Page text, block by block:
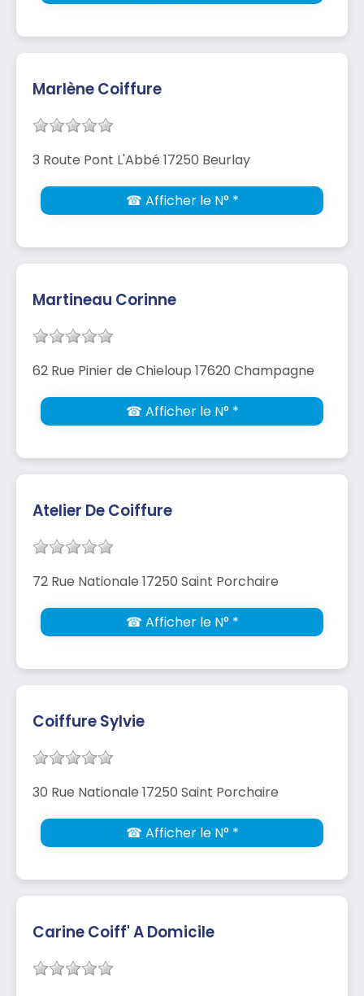
Marlène Coiffure
3 Route Pont L'Abbé 17250 Beurlay
☎ Afficher le N° *
Martineau Corinne
62 Rue Pinier de Chieloup 17620 Champagne
☎ Afficher le N° *
Atelier De Coiffure
72 Rue Nationale 17250 Saint Porchaire
☎ Afficher le N° *
Coiffure Sylvie
30 Rue Nationale 17250 Saint Porchaire
☎ Afficher le N° *
Carine Coiff' A Domicile